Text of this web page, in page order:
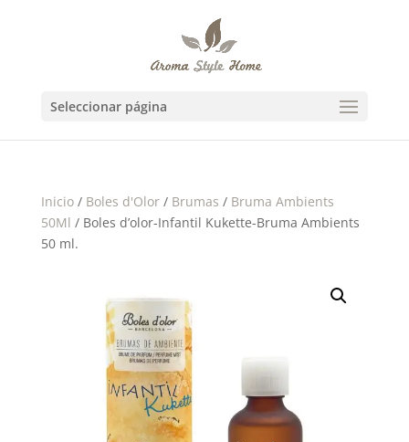
Seleccionar página
Inicio/ Boles d'Olor/ Brumas / Bruma Ambients
50Ml / Boles d’olor-Infantil Kukette-Bruma Ambients
50 ml.